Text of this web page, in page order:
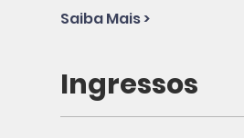
Saiba Mais >
Ingressos